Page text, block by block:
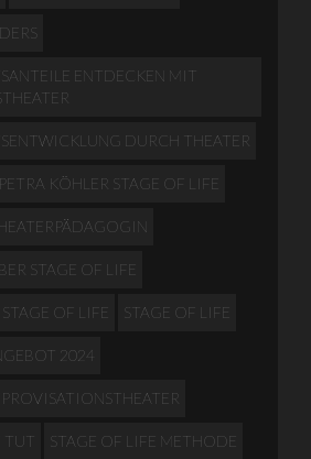
ENTDECKEN MIT
DURCH THEATER
PETRA KÖHLER STAGE OF LIFE
STAGE OF LIFE
OF LIFE STAGE OF LIFE
2024
TUT STAGE OF LIFE METHODE